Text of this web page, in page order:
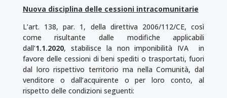
Nuova disciplina delle cessioni intracomunitarie
L’art. 138, par. 1, della direttiva 2006/112/CE, così
come risultante dalle modifiche applicabili
dall’1.1.2020, stabi­li­sce la non imponibilità IVA in
favore delle ces­sioni di beni spediti o trasportati, fuori
dal loro rispettivo territorio ma nella Comunità, dal
vendi­tore o dall’acquirente o per loro conto, al
rispetto delle condizioni seguenti: